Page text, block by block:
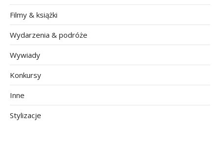
Filmy & książki
Wydarzenia & podróże
Wywiady
Konkursy
Inne
Stylizacje